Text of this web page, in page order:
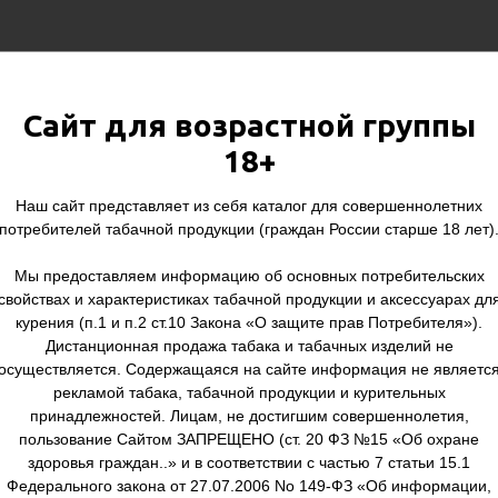
Сайт для возрастной группы
18+
Наш сайт представляет из себя каталог для совершеннолетних
потребителей табачной продукции (граждан России старше 18 лет).
Мы предоставляем информацию об основных потребительских
и характеристиках табачной продукции и аксессуарах
курения (п.1 и п.2 ст.10 Закона «О защите прав Потребителя»).
Дистанционная продажа табака и табачных изделий не
Содержащаяся на сайте информация не является
рекламой табака, табачной продукции и курительных
принадлежностей. Лицам, не достигшим совершеннолетия,
пользование Сайтом ЗАПРЕЩЕНО (ст. 20 ФЗ №15 «Об охране
здоровья граждан..» и в соответствии с частью 7 статьи 15.1
Федерального закона от 27.07.2006 No 149-ФЗ «Об информации,
Для Вейпа